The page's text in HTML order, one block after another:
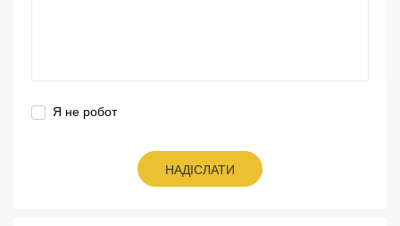
Я не робот
НАДІСЛАТИ